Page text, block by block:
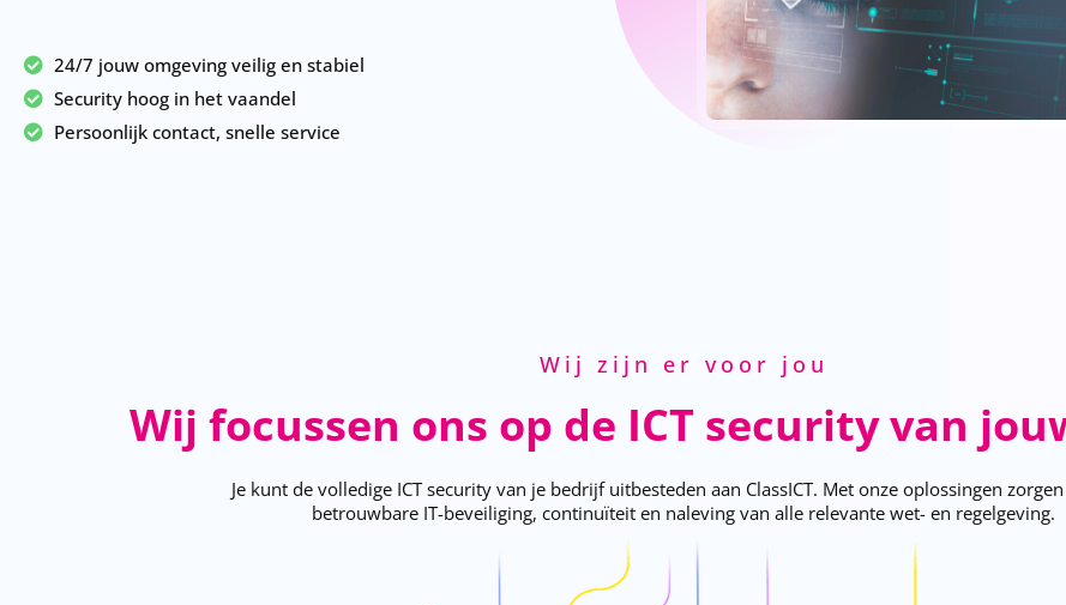
24/7 jouw omgeving veilig en stabiel
Security hoog in het vaandel
Persoonlijk contact, snelle service
Wij zijn er voor jou
Wij focussen ons op de ICT security van
Je kunt de volledige ICT security van je bedrijf uitbesteden aan ClassICT. Met onze oplossingen
betrouwbare IT-beveiliging, continuïteit en naleving van alle relevante wet- en regelgeving.